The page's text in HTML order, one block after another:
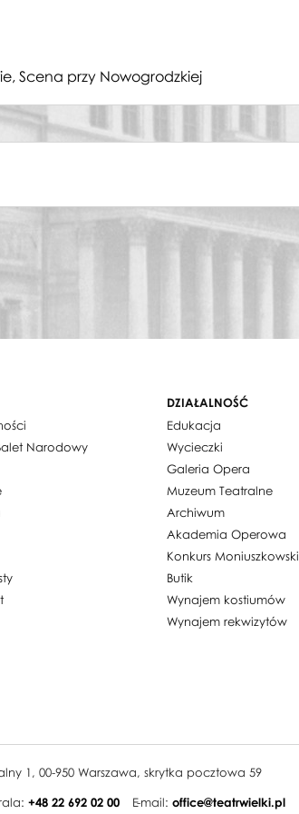
Scena przy Nowogrodzkiej
Narodowy
DZIAŁALNOŚĆ
Edukacja
Wycieczki
Galeria Opera
Muzeum Teatralne
Archiwum
Akademia Operowa
Konkurs Moniuszkowski
Butik
Wynajem kostiumów
Wynajem rekwizytów
1, 00-950 Warszawa, skrytka pocztowa 59
+48 22 692 02 00 E-mail: office@teatrwielki.pl